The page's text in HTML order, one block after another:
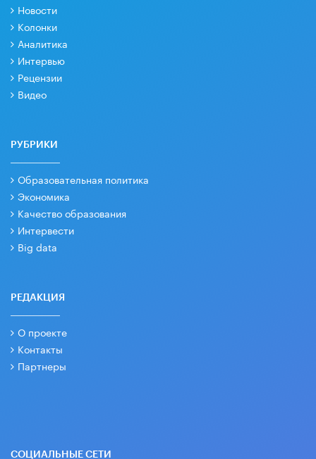
Новости
Колонки
Аналитика
Интервью
Рецензии
Видео
РУБРИКИ
Образовательная политика
Экономика
Качество образования
Интервести
Big data
РЕДАКЦИЯ
О проекте
Контакты
Партнеры
СОЦИАЛЬНЫЕ СЕТИ